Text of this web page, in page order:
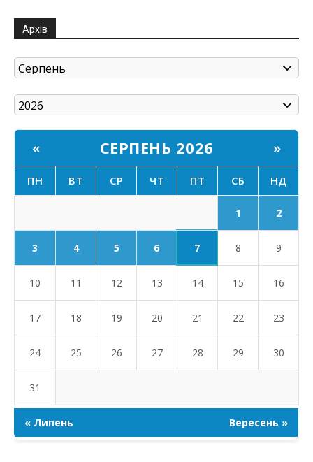
Архів
« СЕРПЕНЬ 2026 »
ПН ВТ СР ЧТ ПТ СБ НД
1 2
3 4 5 6 7 8 9
10 11 12 13 14 15 16
17 18 19 20 21 22 23
24 25 26 27 28 29 30
31
« Липень Вересень »